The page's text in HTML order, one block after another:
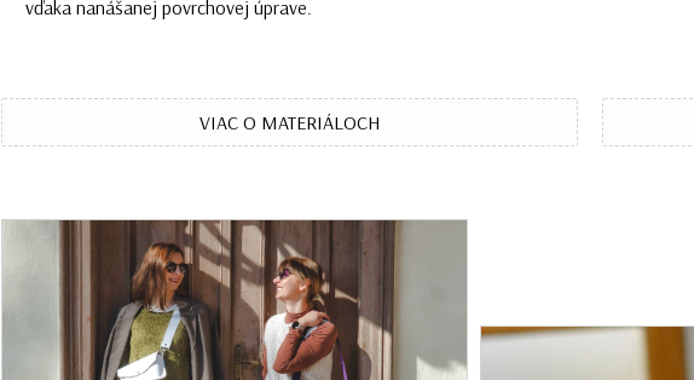
vďaka nanášanej povrchovej úprave.
VIAC O MATERIÁLOCH